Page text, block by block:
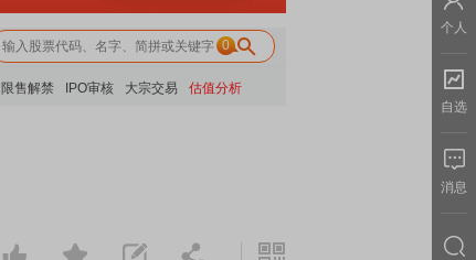
0
限售解禁 IPO审核 大宗交易 估值分析
个人
自选
消息